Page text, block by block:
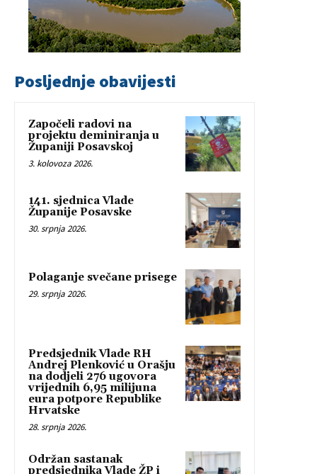
Posljednje obavijesti
Započeli radovi na
projektu deminiranja u
Županiji Posavskoj
3. kolovoza 2026.
141. sjednica Vlade
Županije Posavske
30. srpnja 2026.
Polaganje svečane prisege
29. srpnja 2026.
Predsjednik Vlade RH
Andrej Plenković u Orašju
na dodjeli 276 ugovora
vrijednih 6,95 milijuna
eura potpore Republike
Hrvatske
28. srpnja 2026.
Održan sastanak
predsjednika Vlade ŽP i